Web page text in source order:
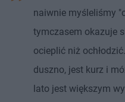
naiwnie myśleliśmy
tymczasem okazuje
ocieplić niż
duszno, jest kurz i
lato jest większym